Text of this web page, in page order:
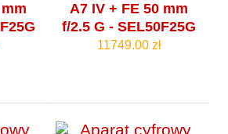
A7 IV + FE 50 mm
f/2.5 G - SEL50F25G
11749.00 zł